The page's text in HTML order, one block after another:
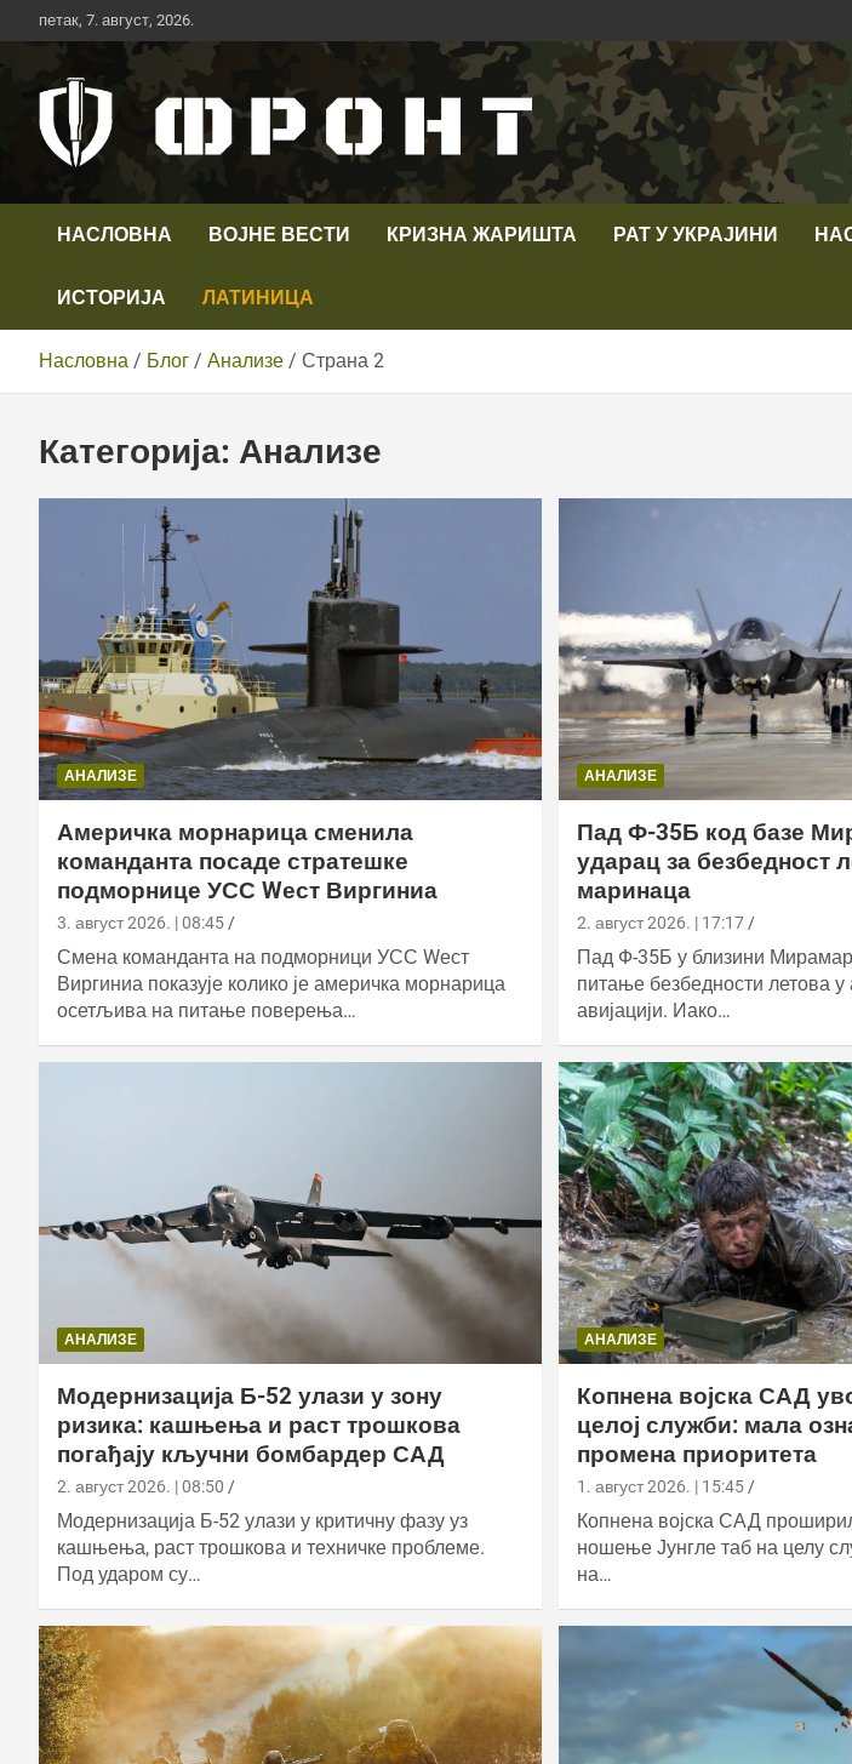
Скип
то
петак, 7. август, 2026.
Телевизија ФРОНТ
НАСЛОВНА ВОЈНЕ ВЕСТИ КРИЗНА ЖАРИШТА РАТ У УКРАЈИНИ
ИСТОРИЈА ЛАТИНИЦА
Насловна Блог Анализе Страна 2
Категорија: Анализе
АНАЛИЗЕ
Америчка морнарица сменила
команданта посаде стратешке
подморнице УСС Wест Виргиниа
3. август 2026. | 08:45
Смена команданта на подморници УСС Wест
Виргиниа показује колико је америчка морнарица
осетљива на питање поверења…
АНАЛИЗЕ
Пад Ф-35Б код базе
ударац за безбедност
маринаца
2. август 2026. | 17:17
Пад Ф-35Б у близини
питање безбедности летова у
авијацији. Иако…
АНАЛИЗЕ
Модернизација Б-52 улази у зону
ризика: кашњења и раст трошкова
погађају кључни бомбардер САД
2. август 2026. | 08:50
Модернизација Б-52 улази у критичну фазу уз
кашњења, раст трошкова и техничке проблеме.
Под ударом су…
АНАЛИЗЕ
Копнена војска САД
целој служби: мала
промена приоритета
1. август 2026. | 15:45
Копнена војска САД
ношење Јунгле таб на целу
на…